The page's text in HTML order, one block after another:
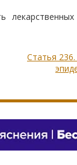
Статья